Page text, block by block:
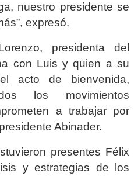
nuestro presidente se
expresó.
presidenta del
con Luis y quien a su
acto de bienvenida,
los movimientos
a trabajar por
Abinader.
presentes Félix
y estrategias de los